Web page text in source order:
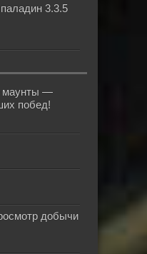
3.3.5
маунты —
побед!
добычи